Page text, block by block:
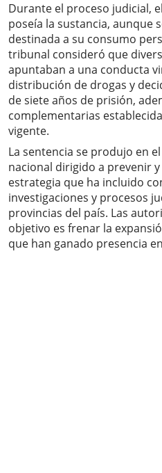
Durante el proceso judicial,
poseía la sustancia, aunque
destinada a su consumo
tribunal consideró que
apuntaban a una conducta
distribución de drogas y
de siete años de prisión,
complementarias
vigente.
La sentencia se produjo en
nacional dirigido a prevenir
estrategia que ha incluido
investigaciones y procesos
provincias del país. Las
objetivo es frenar la
que han ganado presencia